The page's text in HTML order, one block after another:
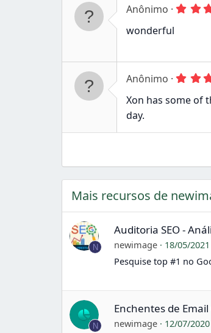
Anônimo
wonderful
Anônimo
Xon has some of
day.
Mais recursos de
N
Auditoria SEO -
newimage 18/05/2021
Pesquise top #1 no
N
Enchentes de
newimage 12/07/2020